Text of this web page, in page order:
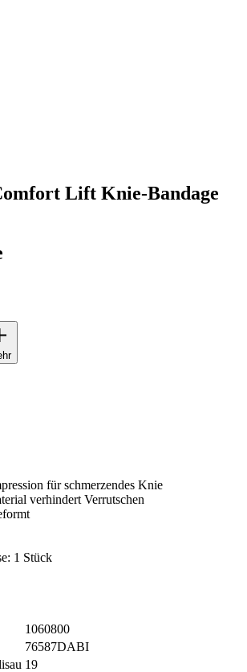
Lift Knie-Bandage
für schmerzendes Knie
verhindert Verrutschen
1 Stück
1060800
76587DABI
19